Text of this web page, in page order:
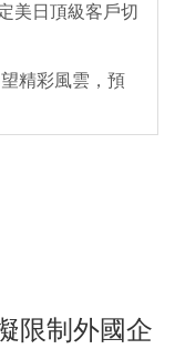
美日頂級客戶切
精彩風雲，預
限制外國企